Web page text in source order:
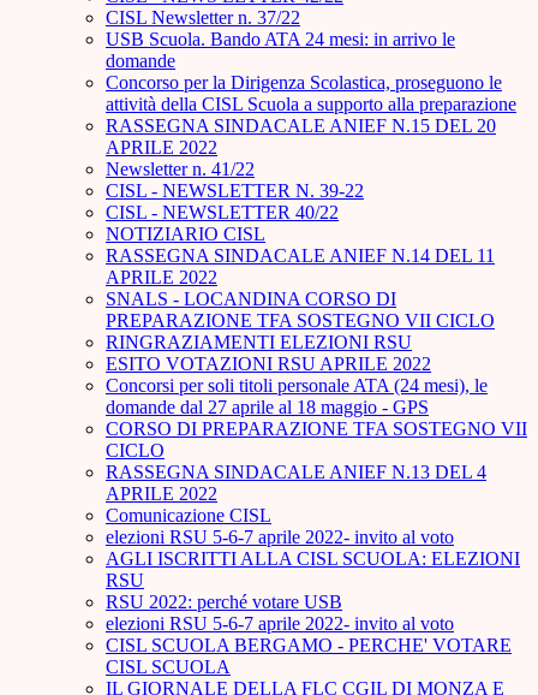
CISL Newsletter n. 37/22
USB Scuola. Bando ATA 24 mesi: in arrivo le
domande
Concorso per la Dirigenza Scolastica, proseguono le
attività della CISL Scuola a supporto alla preparazione
RASSEGNA SINDACALE ANIEF N.15 DEL 20
APRILE 2022
Newsletter n. 41/22
CISL - NEWSLETTER N. 39-22
CISL - NEWSLETTER 40/22
NOTIZIARIO CISL
RASSEGNA SINDACALE ANIEF N.14 DEL 11
APRILE 2022
SNALS - LOCANDINA CORSO DI
PREPARAZIONE TFA SOSTEGNO VII CICLO
RINGRAZIAMENTI ELEZIONI RSU
ESITO VOTAZIONI RSU APRILE 2022
Concorsi per soli titoli personale ATA (24 mesi), le
domande dal 27 aprile al 18 maggio - GPS
CORSO DI PREPARAZIONE TFA SOSTEGNO VII
CICLO
RASSEGNA SINDACALE ANIEF N.13 DEL 4
APRILE 2022
Comunicazione CISL
elezioni RSU 5-6-7 aprile 2022- invito al voto
AGLI ISCRITTI ALLA CISL SCUOLA: ELEZIONI
RSU
RSU 2022: perché votare USB
elezioni RSU 5-6-7 aprile 2022- invito al voto
CISL SCUOLA BERGAMO - PERCHE' VOTARE
CISL SCUOLA
IL GIORNALE DELLA FLC CGIL DI MONZA E